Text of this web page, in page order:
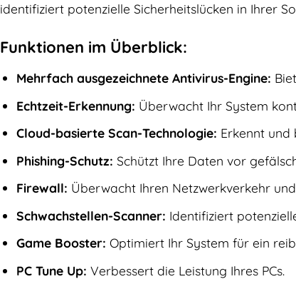
identifiziert potenzielle Sicherheitslücken in Ihrer
Funktionen im Überblick:
Mehrfach ausgezeichnete Antivirus-Engine:
Echtzeit-Erkennung: Überwacht Ihr System
Cloud-basierte Scan-Technologie: Erkennt und
Phishing-Schutz: Schützt Ihre Daten vor
Firewall: Überwacht Ihren Netzwerkverkehr
Schwachstellen-Scanner: Identifiziert
Game Booster: Optimiert Ihr System für ein
PC Tune Up: Verbessert die Leistung Ihres PCs.